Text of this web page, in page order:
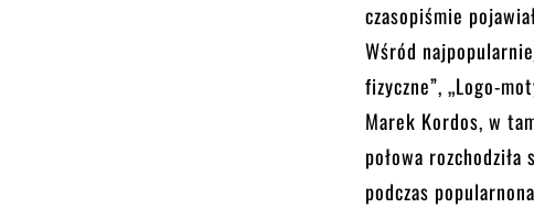
czasopiśmie
Wśród
fizyczne”, „Logo-
Marek Kordos, w
połowa
podczas